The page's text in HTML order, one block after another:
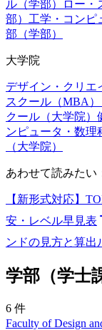
ル（学部）
ロー・
部） 工学・コンピ
部（学部）
大学院
デザイン・クリエ
スクール（MBA）
クール（大学院）
ンピュータ・数理
（大学院）
あわせて読みたい
【新形式対応】
安・レベル早見表
ンドの見方と算出
学部（学士
6 件
Faculty of Design